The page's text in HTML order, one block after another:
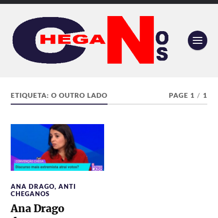
ETIQUETA:O OUTRO LADO PAGE 1 / 1
ANA DRAGO,ANTI
CHEGANOS
Ana Drago